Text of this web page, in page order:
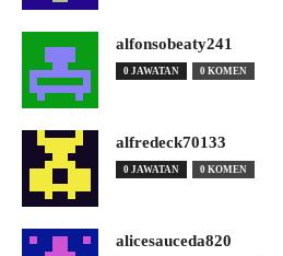
alfonsobeaty241
0 JAWATAN 0 KOMEN
alfredeck70133
0 JAWATAN 0 KOMEN
alicesauceda820